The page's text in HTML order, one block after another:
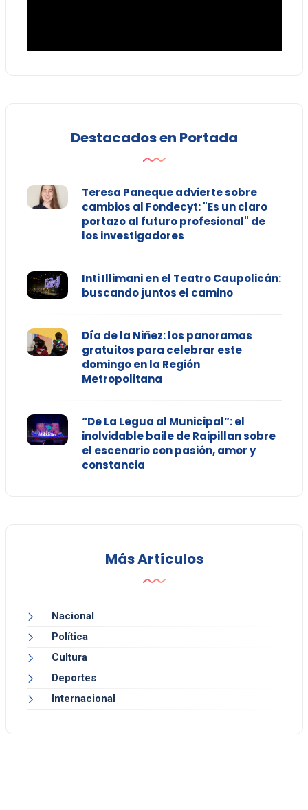
Destacados en Portada
Teresa Paneque advierte sobre
cambios al Fondecyt: "Es un claro
portazo al futuro profesional" de
los investigadores
Inti Illimani en el Teatro Caupolicán:
buscando juntos el camino
Día de la Niñez: los panoramas
gratuitos para celebrar este
domingo en la Región
Metropolitana
“De La Legua al Municipal”: el
inolvidable baile de Raipillan sobre
el escenario con pasión, amor y
constancia
Más Artículos
Nacional
Política
Cultura
Deportes
Internacional